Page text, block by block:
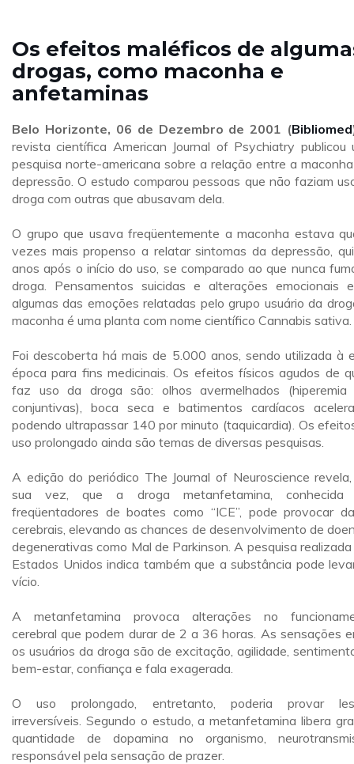
Os efeitos maléficos de
drogas, como maconha e
anfetaminas
Belo Horizonte, 06 de Dezembro de 2001 (Bibliomed
revista científica American Journal of Psychiatry publicou
pesquisa norte-americana sobre a relação entre a
depressão. O estudo comparou pessoas que não faziam
droga com outras que abusavam dela.
O grupo que usava freqüentemente a maconha estava
vezes mais propenso a relatar sintomas da depressão,
anos após o início do uso, se comparado ao que nunca
droga. Pensamentos suicidas e alterações emocionais
algumas das emoções relatadas pelo grupo usuário da
maconha é uma planta com nome científico Cannabis sativa.
Foi descoberta há mais de 5.000 anos, sendo utilizada à
época para fins medicinais. Os efeitos físicos agudos de
faz uso da droga são: olhos avermelhados (hiperemia
conjuntivas), boca seca e batimentos cardíacos
podendo ultrapassar 140 por minuto (taquicardia). Os
uso prolongado ainda são temas de diversas pesquisas.
A edição do periódico The Journal of Neuroscience
sua vez, que a droga metanfetamina, conhecida
freqüentadores de boates como “ICE”, pode provocar
cerebrais, elevando as chances de desenvolvimento de
degenerativas como Mal de Parkinson. A pesquisa
Estados Unidos indica também que a substância pode
vício.
A metanfetamina provoca alterações no
cerebral que podem durar de 2 a 36 horas. As sensações
os usuários da droga são de excitação, agilidade,
bem-estar, confiança e fala exagerada.
O uso prolongado, entretanto, poderia provar
irreversíveis. Segundo o estudo, a metanfetamina libera
quantidade de dopamina no organismo,
responsável pela sensação de prazer.